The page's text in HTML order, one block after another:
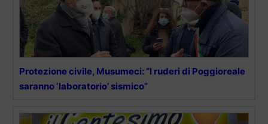
Protezione civile, Musumeci: “I ruderi di Poggioreale
saranno ‘laboratorio’ sismico”